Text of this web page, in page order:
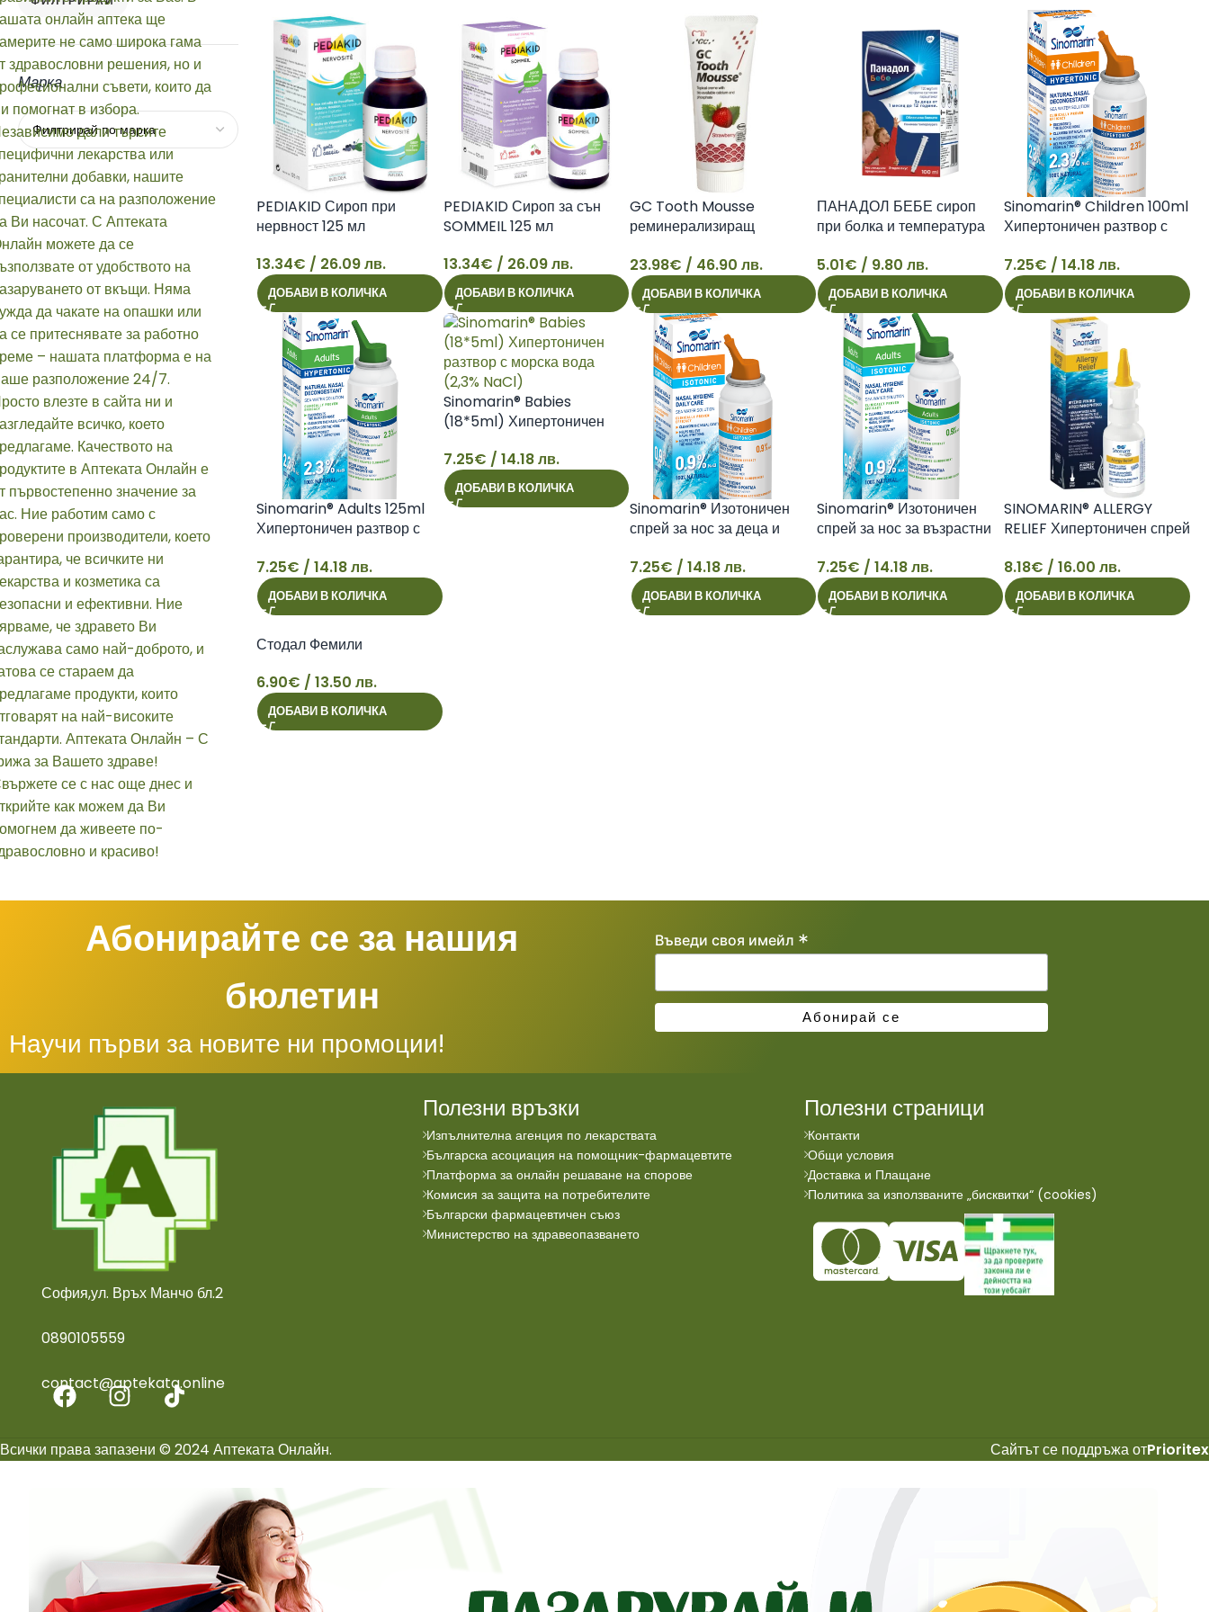
Марка
PEDIAKID Сироп при
нервност 125 мл
13.34€ / 26.09 лв.
ДОБАВИ В КОЛИЧКА
PEDIAKID Сироп за сън
SOMMEIL 125 мл
13.34€ / 26.09 лв.
ДОБАВИ В КОЛИЧКА
GC Tooth Mousse
реминерализиращ
захар x40 г
23.98€ / 46.90 лв.
ДОБАВИ В КОЛИЧКА
ПАНАДОЛ БЕБЕ сироп
при болка и температура
5.01€ / 9.80 лв.
ДОБАВИ В КОЛИЧКА
Sinomarin® Children 100ml
Хипертоничен разтвор с
7.25€ / 14.18 лв.
ДОБАВИ В КОЛИЧКА
Sinomarin® Adults 125ml
Хипертоничен разтвор с
7.25€ / 14.18 лв.
ДОБАВИ В КОЛИЧКА
Sinomarin® Babies
(18*5ml) Хипертоничен
(2,3% NaCl)
7.25€ / 14.18 лв.
ДОБАВИ В КОЛИЧКА
Sinomarin® Изотоничен
спрей за нос за деца и
7.25€ / 14.18 лв.
ДОБАВИ В КОЛИЧКА
Sinomarin® Изотоничен
спрей за нос за възрастни
7.25€ / 14.18 лв.
ДОБАВИ В КОЛИЧКА
SINOMARIN® ALLERGY
RELIEF Хипертоничен спрей
8.18€ / 16.00 лв.
ДОБАВИ В КОЛИЧКА
Стодал Фемили
6.90€ / 13.50 лв.
ДОБАВИ В КОЛИЧКА
Абонирайте се за нашия
бюлетин
Научи първи за новите ни промоции!
Въведи своя имейл *
София,ул. Връх Манчо бл.2
0890105559
contact@aptekata.online
Полезни връзки
Изпълнителна агенция по лекарствата
Българска асоциация на помощник-фармацевтите
Платформа за онлайн решаване на спорове
Комисия за защита на потребителите
Български фармацевтичен съюз
Министерство на здравеопазването
Полезни страници
Контакти
Общи условия
Доставка и Плащане
Политика за използваните „бисквитки“ (cookies)
Всички права запазени © 2024 Аптеката Онлайн. Сайтът се поддръжа отPrioritex